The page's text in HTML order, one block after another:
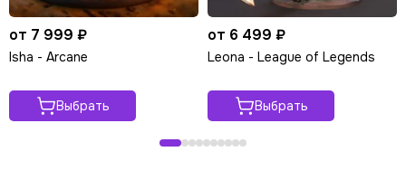
от 7 999 ₽
Isha - Arcane
Выбрать
от 6 499 ₽
Leona - League of Legends
Выбрать